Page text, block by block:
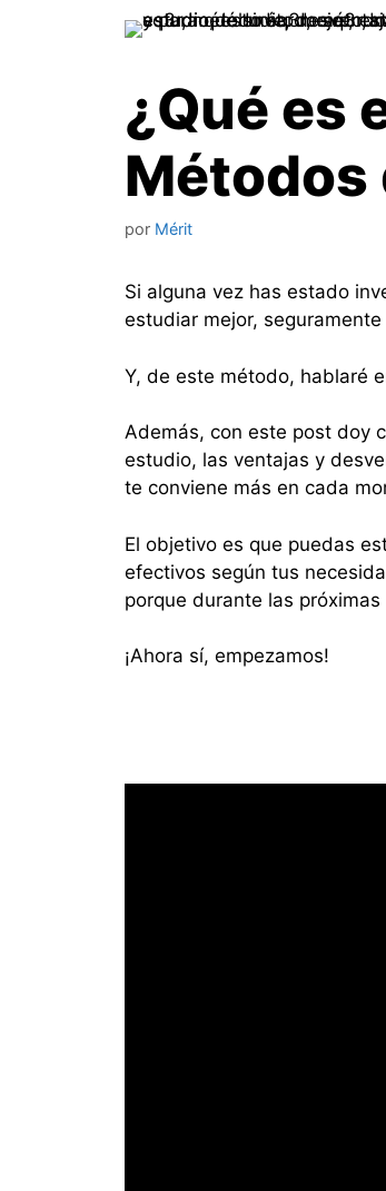
¿Qué es
Métodos
por Mérit
Si alguna vez has estado
estudiar mejor,
Y, de este método, hablaré
Además, con este post doy
estudio, las ventajas y
te conviene más en cada
El objetivo es que puedas
efectivos según tus
porque durante las
¡Ahora sí, empezamos!